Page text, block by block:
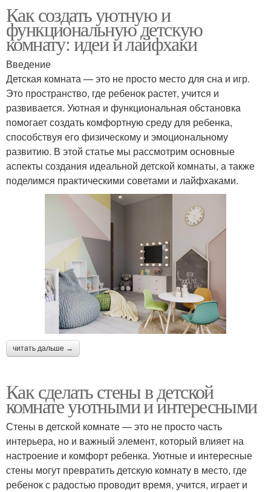
Как создать уютную и
функциональную детскую
комнату: идеи и лайфхаки
Введение
Детская комната — это не просто место для сна и игр.
Это пространство, где ребенок растет, учится и
развивается. Уютная и функциональная обстановка
помогает создать комфортную среду для ребенка,
способствуя его физическому и эмоциональному
развитию. В этой статье мы рассмотрим основные
аспекты создания идеальной детской комнаты, а также
поделимся практическими советами и лайфхаками.
читать дальше →
Как сделать стены в детской
комнате уютными и интересными
Стены в детской комнате — это не просто часть
интерьера, но и важный элемент, который влияет на
настроение и комфорт ребенка. Уютные и интересные
стены могут превратить детскую комнату в место, где
ребенок с радостью проводит время, учится, играет и